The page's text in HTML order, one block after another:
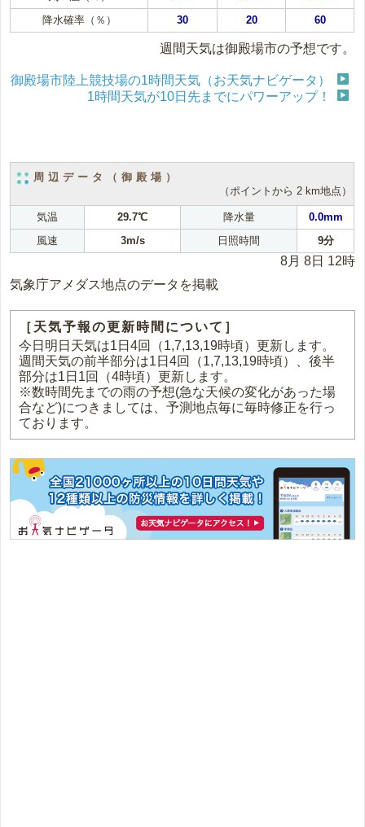
降水確率（％）
30 20 60
週間天気は御殿場市の予想です。
御殿場市陸上競技場の1時間天気（お天気ナビゲータ）
1時間天気が10日先までにパワーアップ！
周辺データ（御殿場）
（ポイントから 2 km地点）
気温 29.7℃ 降水量
0.0mm
風速
3m/s 日照時間 9分
8月 8日 12時
気象庁アメダス地点のデータを掲載
［天気予報の更新時間について］
今日明日天気は1日4回（1,7,13,19時頃）更新します。
週間天気の前半部分は1日4回（1,7,13,19時頃）、後半
部分は1日1回（4時頃）更新します。
※数時間先までの雨の予想(急な天候の変化があった場
合など)につきましては、予測地点毎に毎時修正を行っ
ております。